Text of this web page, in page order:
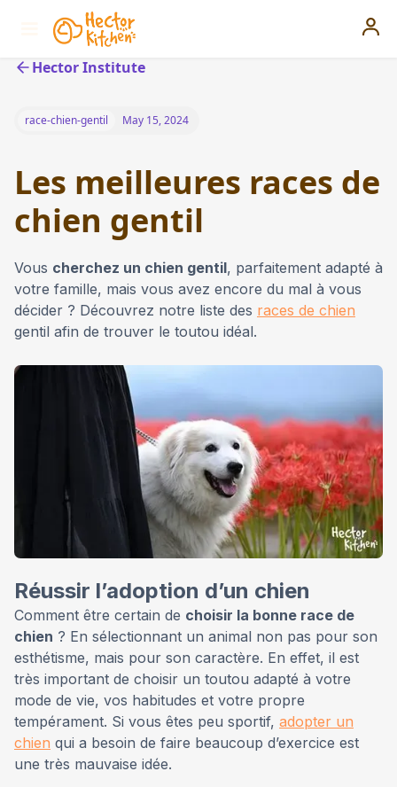
Hector Institute
race-chien-gentil May 15, 2024
Les meilleures races de
chien gentil
Vous cherchez un chien gentil, parfaitement adapté à
votre famille, mais vous avez encore du mal à vous
décider ? Découvrez notre liste des races de chien
gentil afin de trouver le toutou idéal.
Réussir l’adoption d’un chien
Comment être certain de choisir la bonne race de
chien ? En sélectionnant un animal non pas pour son
esthétisme, mais pour son caractère. En effet, il est
très important de choisir un toutou adapté à votre
mode de vie, vos habitudes et votre propre
tempérament. Si vous êtes peu sportif, adopter un
chien qui a besoin de faire beaucoup d’exercice est
une très mauvaise idée.